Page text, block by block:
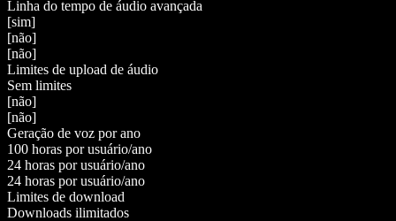
Linha do tempo de áudio avançada
[sim]
[não]
[não]
Limites de upload de áudio
Sem limites
[não]
[não]
Geração de voz por ano
100 horas por usuário/ano
24 horas por usuário/ano
24 horas por usuário/ano
Limites de download
Downloads ilimitados